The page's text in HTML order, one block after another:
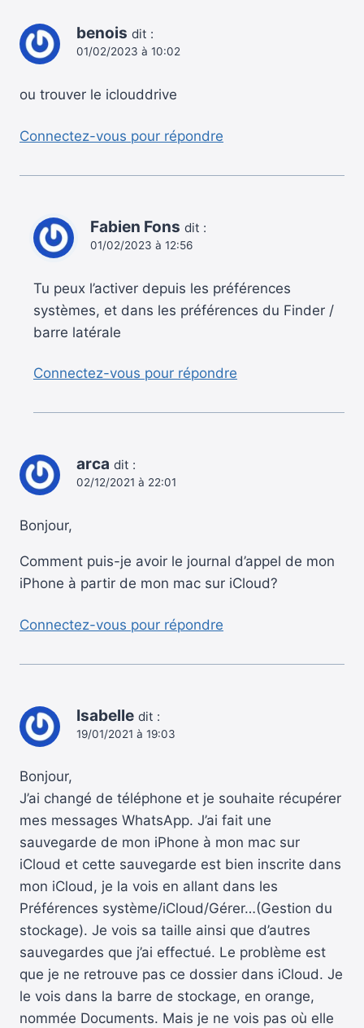
benois dit :
01/02/2023 à 10:02
ou trouver le iclouddrive
Connectez-vous pour répondre
Fabien Fons dit :
01/02/2023 à 12:56
Tu peux l’activer depuis les préférences
systèmes, et dans les préférences du Finder /
barre latérale
Connectez-vous pour répondre
arca dit :
02/12/2021 à 22:01
Bonjour,
Comment puis-je avoir le journal d’appel de mon
iPhone à partir de mon mac sur iCloud?
Connectez-vous pour répondre
Isabelle dit :
19/01/2021 à 19:03
Bonjour,
J’ai changé de téléphone et je souhaite récupérer
mes messages WhatsApp. J’ai fait une
sauvegarde de mon iPhone à mon mac sur
iCloud et cette sauvegarde est bien inscrite dans
mon iCloud, je la vois en allant dans les
Préférences système/iCloud/Gérer…(Gestion du
stockage). Je vois sa taille ainsi que d’autres
sauvegardes que j’ai effectué. Le problème est
que je ne retrouve pas ce dossier dans iCloud. Je
le vois dans la barre de stockage, en orange,
nommée Documents. Mais je ne vois pas où elle